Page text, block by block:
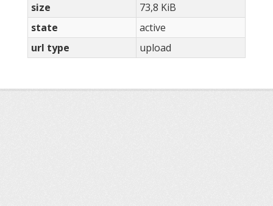
size
73,8 KiB
state
active
url type
upload